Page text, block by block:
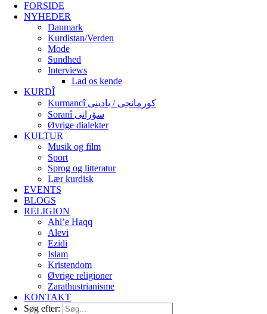
FORSIDE
NYHEDER
Danmark
Kurdistan/Verden
Mode
Sundhed
Interviews
Lad os kende
KURDÎ
Kurmancî کورمانجی / بادینی
Soranî سۆرانی
Øvrige dialekter
KULTUR
Musik og film
Sport
Sprog og litteratur
Lær kurdisk
EVENTS
BLOGS
RELIGION
Ahl’e Haqq
Alevi
Ezidi
Islam
Kristendom
Øvrige religioner
Zarathustrianisme
KONTAKT
Søg efter: